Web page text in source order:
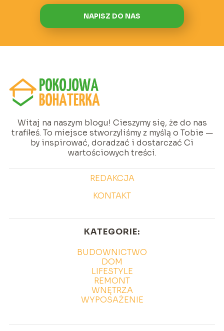
NAPISZ DO NAS
Witaj na naszym blogu! Cieszymy się, że do nas
trafiłeś. To miejsce stworzyliśmy z myślą o Tobie —
by inspirować, doradzać i dostarczać Ci
wartościowych treści.
REDAKCJA
KONTAKT
KATEGORIE:
BUDOWNICTWO
DOM
LIFESTYLE
REMONT
WNĘTRZA
WYPOSAŻENIE